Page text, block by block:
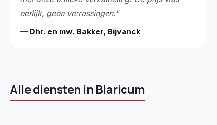
eerlijk, geen verrassingen."
— Dhr. en mw. Bakker, Bijvanck
Alle diensten in Blaricum